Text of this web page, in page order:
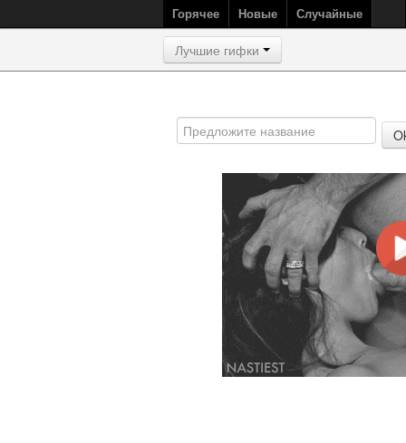
Горячее Новые Случайные
Лучшие гифки